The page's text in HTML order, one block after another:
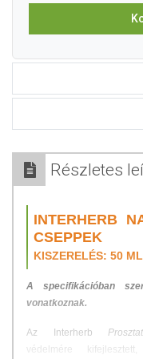
Részletes
INTERHERB
CSEPPEK
KISZERELÉS: 50 ML
A specifikációban
vonatkoznak.
Az Interherb
védelmére